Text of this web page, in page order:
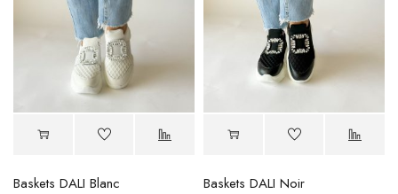
Baskets DALI Blanc
Baskets DALI Noir